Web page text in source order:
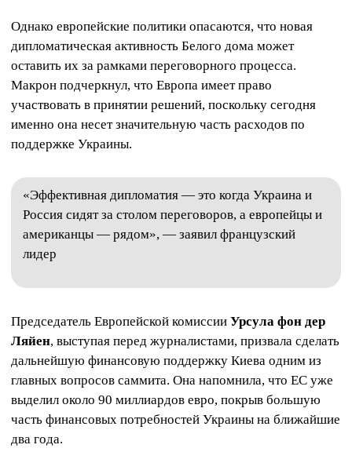
Однако европейские политики опасаются, что новая
дипломатическая активность Белого дома может
оставить их за рамками переговорного процесса.
Макрон подчеркнул, что Европа имеет право
участвовать в принятии решений, поскольку сегодня
именно она несет значительную часть расходов по
поддержке Украины.
«Эффективная дипломатия — это когда Украина и
Россия сидят за столом переговоров, а европейцы и
американцы — рядом», — заявил французский
лидер
Председатель Европейской комиссии Урсула фон дер
Ляйен, выступая перед журналистами, призвала сделать
дальнейшую финансовую поддержку Киева одним из
главных вопросов саммита. Она напомнила, что ЕС уже
выделил около 90 миллиардов евро, покрыв большую
часть финансовых потребностей Украины на ближайшие
два года.